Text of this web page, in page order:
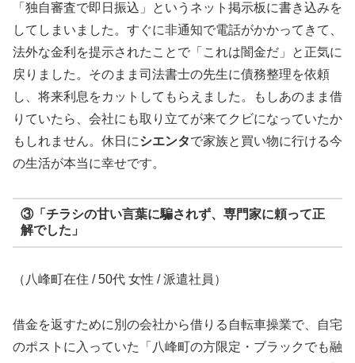
「独自審査で即日振込」というネット掲示板に書き込みを
してしまいました。すぐに非通知で電話がかかってきて、
法外な金利を提示されたことで「これは闇金だ」と正気に
戻りました。そのまま司法書士の先生に債務整理を依頼
し、将来利息をカットしてもらえました。もしあのまま借
りていたら、会社にも取り立てが来てクビになっていたか
もしれません。休日にシエンタで家族と買い物に行ける今
の生活が本当に幸せです。
③「チラシの甘い言葉に騙されず、専門家に頼って正
解でした」
（八峰町在住 / 50代 女性 / 派遣社員）
借金を返すために別の会社から借りる自転車操業で、自宅
のポストに入っていた「八峰町の方限定・ブラックでも融